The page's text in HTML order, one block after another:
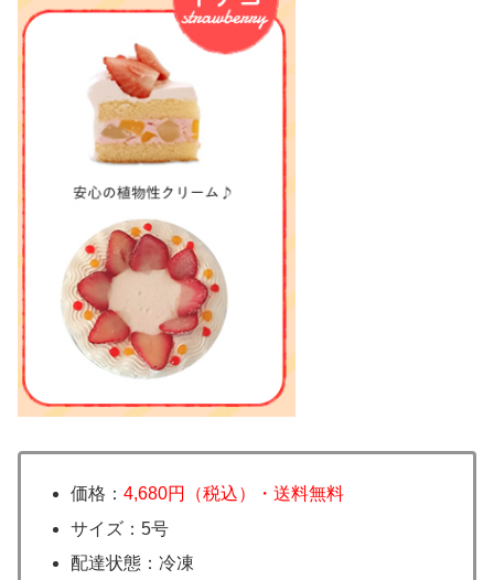
価格：4,680円（税込）・送料無料
サイズ：5号
配達状態：冷凍